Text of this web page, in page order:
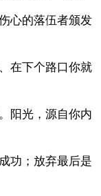
心的落伍者颁发
在下个路口你就
阳光，源自你内
功；放弃最后是